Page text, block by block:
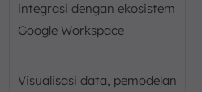
integrasi dengan ekosistem
Google Workspace
Visualisasi data, pemodelan